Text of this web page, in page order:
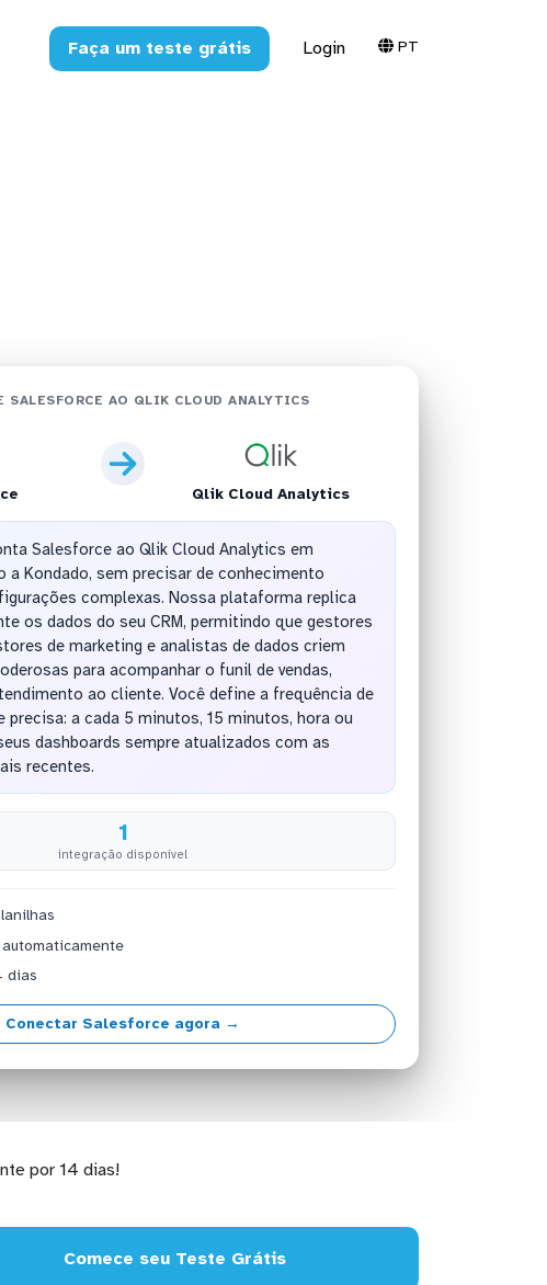
Faça um teste grátis Login PT
SALESFORCE AO QLIK CLOUD ANALYTICS
Qlik Cloud Analytics
Salesforce ao Qlik Cloud Analytics em
a Kondado, sem precisar de conhecimento
complexas. Nossa plataforma replica
os dados do seu CRM, permitindo que gestores
de marketing e analistas de dados criem
para acompanhar o funil de vendas,
ao cliente. Você define a frequência de
precisa: a cada 5 minutos, 15 minutos, hora ou
dashboards sempre atualizados com as
recentes.
1
integração disponível
dias
Conectar Salesforce agora →
por 14 dias!
Comece seu Teste Grátis